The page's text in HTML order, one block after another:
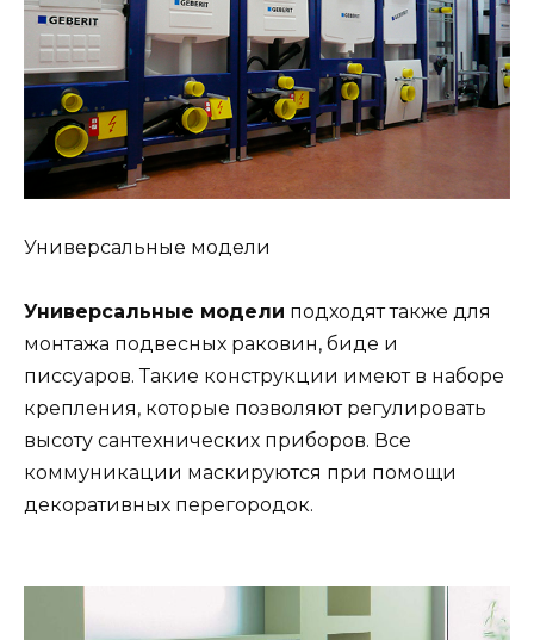
Универсальные модели
Универсальные модели подходят также для
монтажа подвесных раковин, биде и
писсуаров. Такие конструкции имеют в наборе
крепления, которые позволяют регулировать
высоту сантехнических приборов. Все
коммуникации маскируются при помощи
декоративных перегородок.